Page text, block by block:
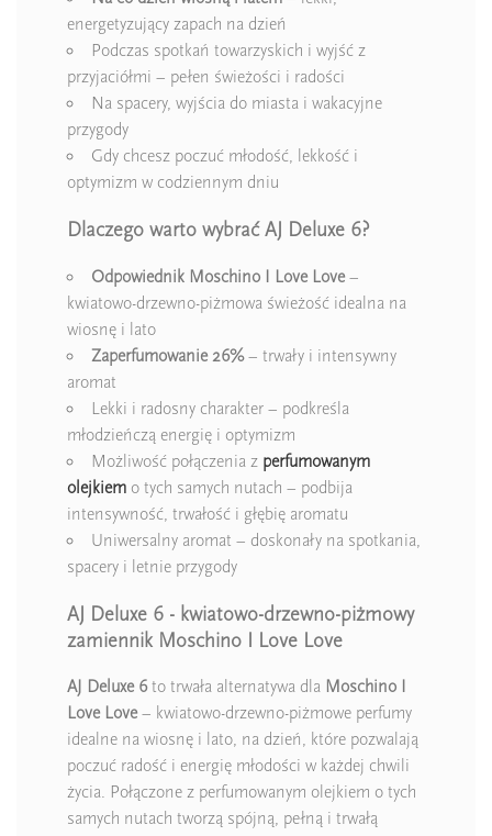
energetyzujący zapach na dzień
Podczas spotkań towarzyskich i wyjść z
przyjaciółmi – pełen świeżości i radości
Na spacery, wyjścia do miasta i wakacyjne
przygody
Gdy chcesz poczuć młodość, lekkość i
optymizm w codziennym dniu
Dlaczego warto wybrać AJ Deluxe 6?
Odpowiednik Moschino I Love Love–
kwiatowo-drzewno-piżmowa świeżość idealna na
wiosnę i lato
Zaperfumowanie 26%– trwały i intensywny
aromat
Lekki i radosny charakter – podkreśla
młodzieńczą energię i optymizm
Możliwość połączenia z perfumowanym
olejkiem o tych samych nutach – podbija
intensywność, trwałość i głębię aromatu
Uniwersalny aromat – doskonały na spotkania,
spacery i letnie przygody
AJ Deluxe 6 - kwiatowo-drzewno-piżmowy
zamiennik Moschino I Love Love
AJ Deluxe 6to trwała alternatywa dla Moschino I
Love Love– kwiatowo-drzewno-piżmowe perfumy
idealne na wiosnę i lato, na dzień, które pozwalają
poczuć radość i energię młodości w każdej chwili
życia. Połączone z perfumowanym olejkiem o tych
samych nutach tworzą spójną, pełną i trwałą